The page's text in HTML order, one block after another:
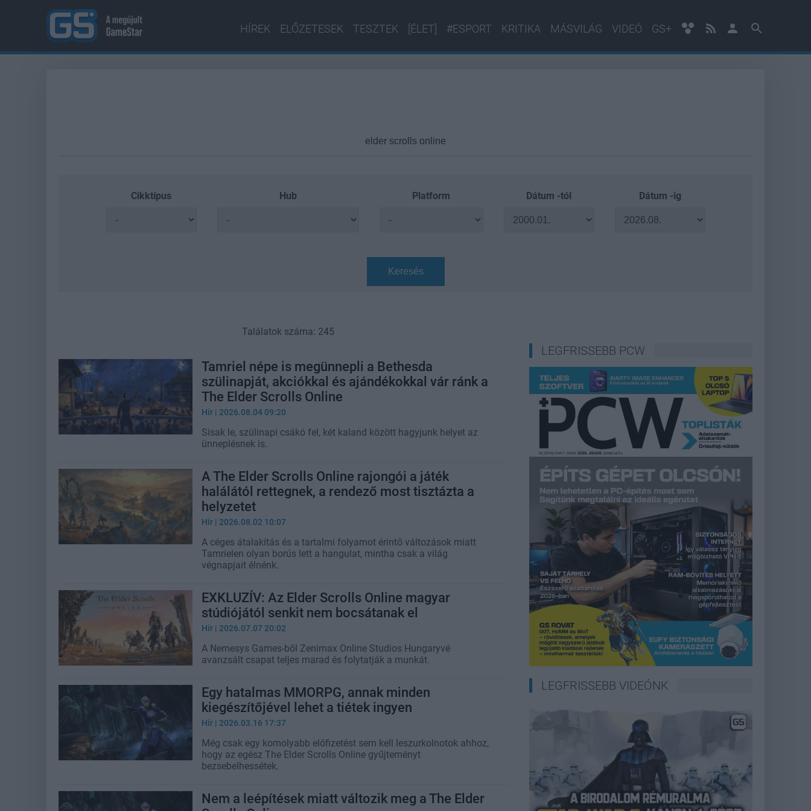
HÍREK ELŐZETESEK TESZTEK [ÉLET] #ESPORT KRITIKA MÁSVILÁG VIDEÓ GS+
Cikktípus Hub Platform Dátum -tól Dátum -ig
Keresés
Találatok száma: 245
Tamriel népe is megünnepli a Bethesda
szülinapját, akciókkal és ajándékokkal vár ránk a
The Elder Scrolls Online
Hír | 2026.08.04 09:20
Sisak le, szülinapi csákó fel, két kaland között hagyjunk helyet az
ünneplésnek is.
A The Elder Scrolls Online rajongói a játék
halálától rettegnek, a rendező most tisztázta a
helyzetet
Hír | 2026.08.02 10:07
A céges átalakítás és a tartalmi folyamot érintő változások miatt
Tamrielen olyan borús lett a hangulat, mintha csak a világ
végnapjait élnénk.
EXKLUZÍV: Az Elder Scrolls Online magyar
stúdiójától senkit nem bocsátanak el
Hír | 2026.07.07 20:02
A Nemesys Games-ből Zenimax Online Studios Hungaryvé
avanzsált csapat teljes marad és folytatják a munkát.
Egy hatalmas MMORPG, annak minden
kiegészítőjével lehet a tiétek ingyen
Hír | 2026.03.16 17:37
Még csak egy komolyabb előfizetést sem kell leszurkolnotok ahhoz,
hogy az egész The Elder Scrolls Online gyűjteményt
bezsebelhessétek.
Nem a leépítések miatt változik meg a The Elder
LEGFRISSEBB PCW
LEGFRISSEBB VIDEÓNK